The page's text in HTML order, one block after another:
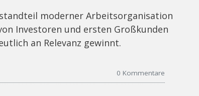
moderner Arbeitsorganisation
Investoren und ersten Großkunden
an Relevanz gewinnt.
0 Kommentare